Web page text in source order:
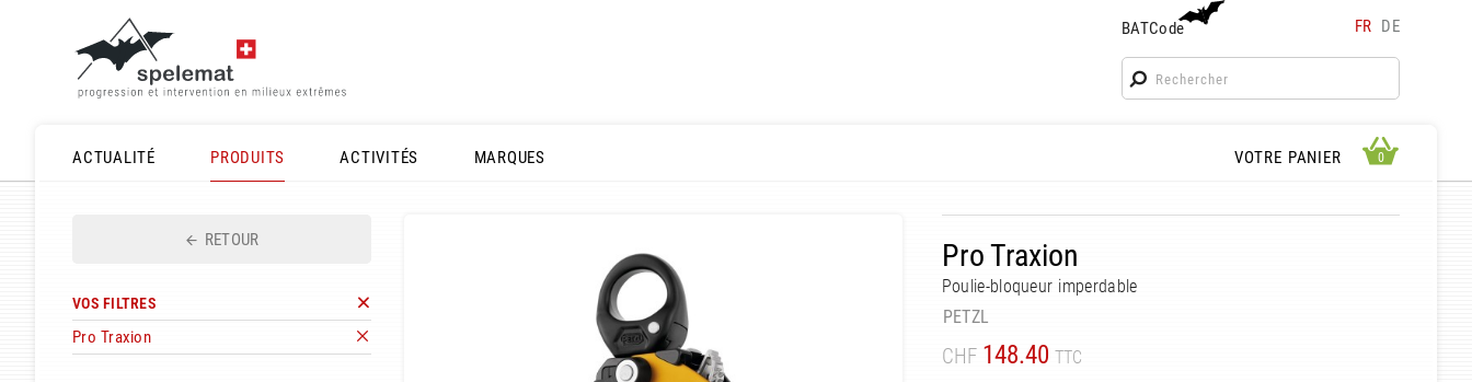
BATCode FR DE
BATCode
Rentrez votre BATCode et validez
ACTUALITÉ
PRODUITS ACTIVITÉS MARQUES VOTRE PANIER 0 0
RETOUR
VOS FILTRES
Pro Traxion
Pro Traxion
Poulie-bloqueur imperdable
PETZL
CHF 148.40 TTC